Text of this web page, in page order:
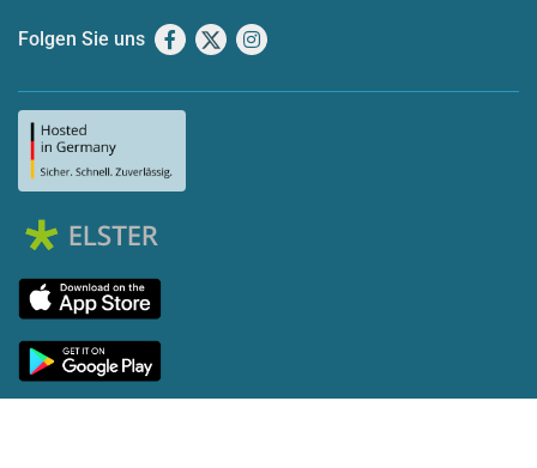
Folgen Sie uns Facebook
X Instagram